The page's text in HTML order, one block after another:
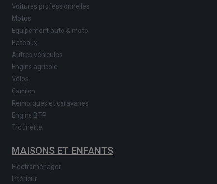
Voitures professionnelles
Motos
Equipement auto & moto
Bateaux
Autres véhicules
Engins agricole
Vélos
Camion
Remorques et caravanes
Engins BTP
Trotinette
MAISONS ET ENFANTS
Electroménager
Intérieur